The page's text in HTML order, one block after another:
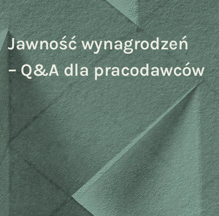
Jawność wynagrodzeń
– Q&A dla pracodawców